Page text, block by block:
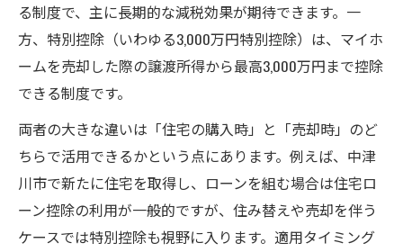
る制度で、主に長期的な減税効果が期待できます。一
方、特別控除（いわゆる3,000万円特別控除）は、マイホ
ームを売却した際の譲渡所得から最高3,000万円まで控除
できる制度です。
両者の大きな違いは「住宅の購入時」と「売却時」のど
ちらで活用できるかという点にあります。例えば、中津
川市で新たに住宅を取得し、ローンを組む場合は住宅ロ
ーン控除の利用が一般的ですが、住み替えや売却を伴う
ケースでは特別控除も視野に入ります。適用タイミング